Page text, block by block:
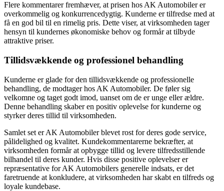
Flere kommentarer fremhæver, at prisen hos AK Automobiler er
overkommelig og konkurrencedygtig. Kunderne er tilfredse med at
få en god bil til en rimelig pris. Dette viser, at virksomheden tager
hensyn til kundernes økonomiske behov og formår at tilbyde
attraktive priser.
Tillidsvækkende og professionel behandling
Kunderne er glade for den tillidsvækkende og professionelle
behandling, de modtager hos AK Automobiler. De føler sig
velkomne og taget godt imod, uanset om de er unge eller ældre.
Denne behandling skaber en positiv oplevelse for kunderne og
styrker deres tillid til virksomheden.
Samlet set er AK Automobiler blevet rost for deres gode service,
pålidelighed og kvalitet. Kundekommentarerne bekræfter, at
virksomheden formår at opbygge tillid og levere tilfredsstillende
bilhandel til deres kunder. Hvis disse positive oplevelser er
repræsentative for AK Automobilers generelle indsats, er det
faretruende at konkludere, at virksomheden har skabt en tilfreds og
loyale kundebase.